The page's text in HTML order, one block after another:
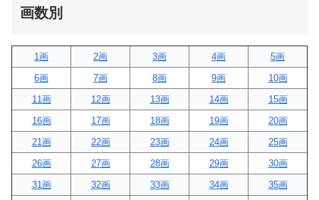
画数別
1画 2画 3画 4画
5画
6画
7画 8画 9画
10画
11画
12画 13画 14画
15画
16画
17画 18画 19画
20画
21画
22画 23画 24画
25画
26画
27画 28画 29画
30画
31画
32画 33画 34画
35画